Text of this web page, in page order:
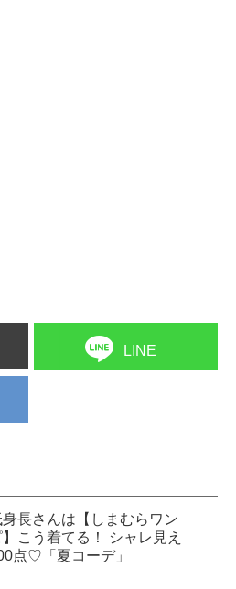
LINE
身長さんは【しまむらワン
】こう着てる！ シャレ見え
点♡「夏コーデ」